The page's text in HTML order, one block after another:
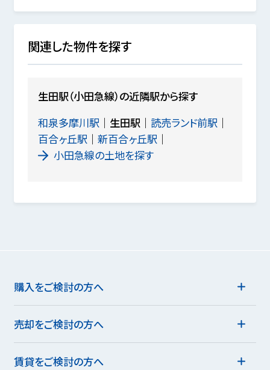
関連した物件を探す
生田駅（小田急線）の近隣駅から探す
和泉多摩川駅
生田駅
読売ランド前駅
百合ヶ丘駅
新百合ヶ丘駅
小田急線の土地を探す
購入をご検討の方へ
売却をご検討の方へ
賃貸をご検討の方へ